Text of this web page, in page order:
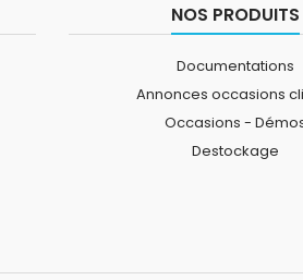
NOS PRODUITS
Documentations
Annonces occasions
Occasions -
Destockage